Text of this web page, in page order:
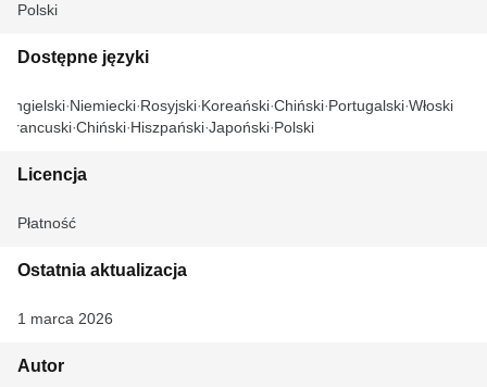
Polski
Dostępne języki
Angielski Niemiecki Rosyjski Koreański Chiński Portugalski Włoski
Francuski Chiński Hiszpański Japoński Polski
Licencja
Płatność
Ostatnia aktualizacja
1 marca 2026
Autor